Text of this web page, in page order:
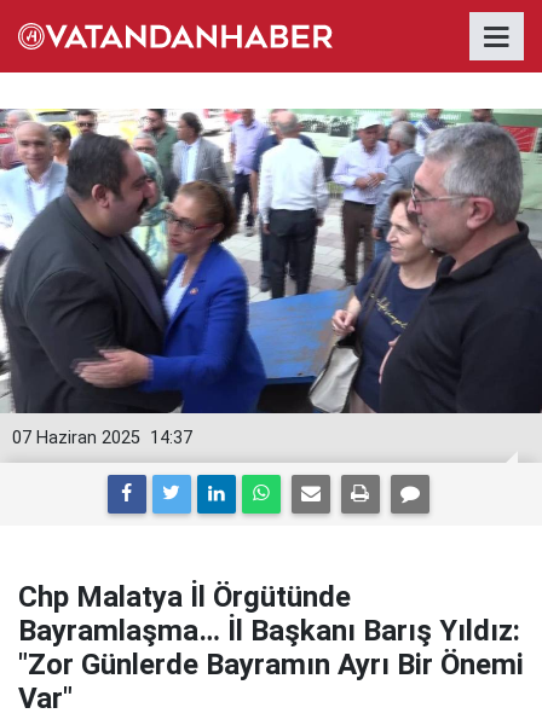
14:37
07 Haziran 2025
Chp Malatya İl Örgütünde
Bayramlaşma… İl Başkanı Barış Yıldız:
"Zor Günlerde Bayramın Ayrı Bir Önemi
Var"